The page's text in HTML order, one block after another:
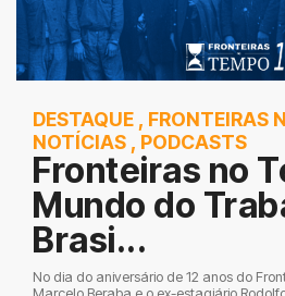
DESTAQUE , FRONTEIRAS
NOTÍCIAS , PODCASTS
Fronteiras no
Mundo do
Brasi...
No dia do aniversário de 12 anos do